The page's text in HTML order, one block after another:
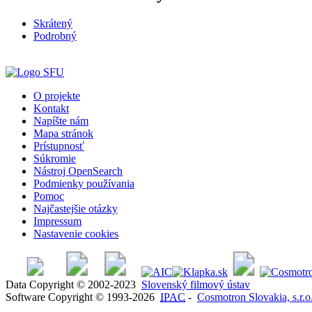
Skrátený
Podrobný
O projekte
Kontakt
Napíšte nám
Mapa stránok
Prístupnosť
Súkromie
Nástroj OpenSearch
Podmienky používania
Pomoc
Najčastejšie otázky
Impressum
Nastavenie cookies
Data Copyright © 2002-2023 Slovenský filmový ústav
Software Copyright © 1993-2026 IPAC - Cosmotron Slovakia,